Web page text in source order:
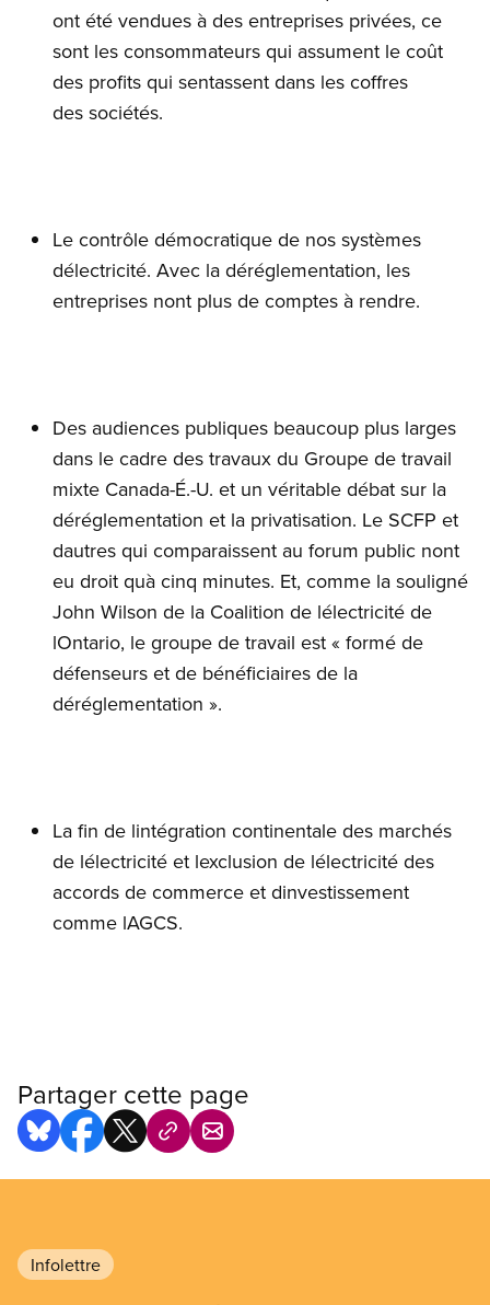
ont été vendues à des entreprises privées, ce
sont les consommateurs qui assument le coût
des profits qui sentassent dans les coffres
des sociétés.
Le contrôle démocratique de nos systèmes
délectricité. Avec la déréglementation, les
entreprises nont plus de comptes à rendre.
Des audiences publiques beaucoup plus larges
dans le cadre des travaux du Groupe de travail
mixte Canada-É.-U. et un véritable débat sur la
déréglementation et la privatisation. Le SCFP et
dautres qui comparaissent au forum public nont
eu droit quà cinq minutes. Et, comme la souligné
John Wilson de la Coalition de lélectricité de
lOntario, le groupe de travail est « formé de
défenseurs et de bénéficiaires de la
déréglementation ».
La fin de lintégration continentale des marchés
de lélectricité et lexclusion de lélectricité des
accords de commerce et dinvestissement
comme lAGCS.
Partager cette page
Infolettre